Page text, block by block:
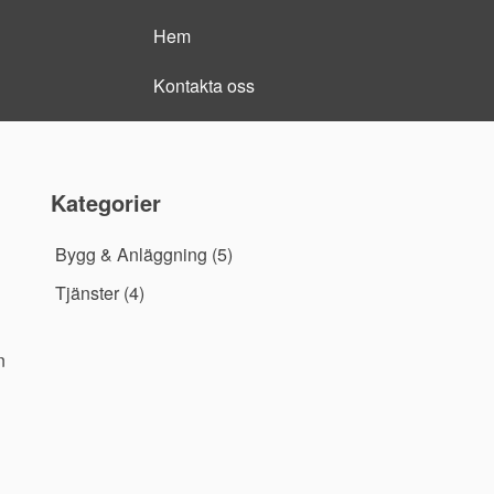
Hem
Kontakta oss
Kategorier
Bygg & Anläggning (5)
Tjänster (4)